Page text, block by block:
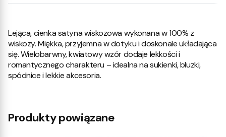
Lejąca, cienka satyna wiskozowa wykonana w 100% z
wiskozy. Miękka, przyjemna w dotyku i doskonale układająca
się. Wielobarwny, kwiatowy wzór dodaje lekkości i
romantycznego charakteru – idealna na sukienki, bluzki,
spódnice i lekkie akcesoria.
Produkty powiązane